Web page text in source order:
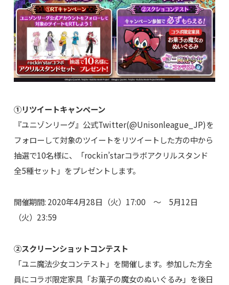
①リツイートキャンペーン
『ユニゾンリーグ』公式Twitter(@Unisonleague_JP)を
フォローして対象のツイートをリツイートした方の中から
抽選で10名様に、「rockin’starコラボアクリルスタンド
全5種セット」をプレゼントします。
開催期間: 2020年4月28日（火）17:00 ～ 5月12日
（火）23:59
②スクリーンショットコンテスト
「ユニ魔法少女コンテスト」を開催します。参加した方全
員にコラボ限定家具「お菓子の魔女のぬいぐるみ」を後日